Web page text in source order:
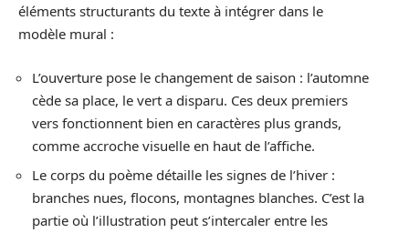
éléments structurants du texte à intégrer dans le
modèle mural :
L’ouverture pose le changement de saison : l’automne
cède sa place, le vert a disparu. Ces deux premiers
vers fonctionnent bien en caractères plus grands,
comme accroche visuelle en haut de l’affiche.
Le corps du poème détaille les signes de l’hiver :
branches nues, flocons, montagnes blanches. C’est la
partie où l’illustration peut s’intercaler entre les